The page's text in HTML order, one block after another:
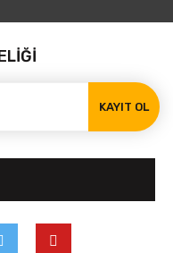
KAYIT OL